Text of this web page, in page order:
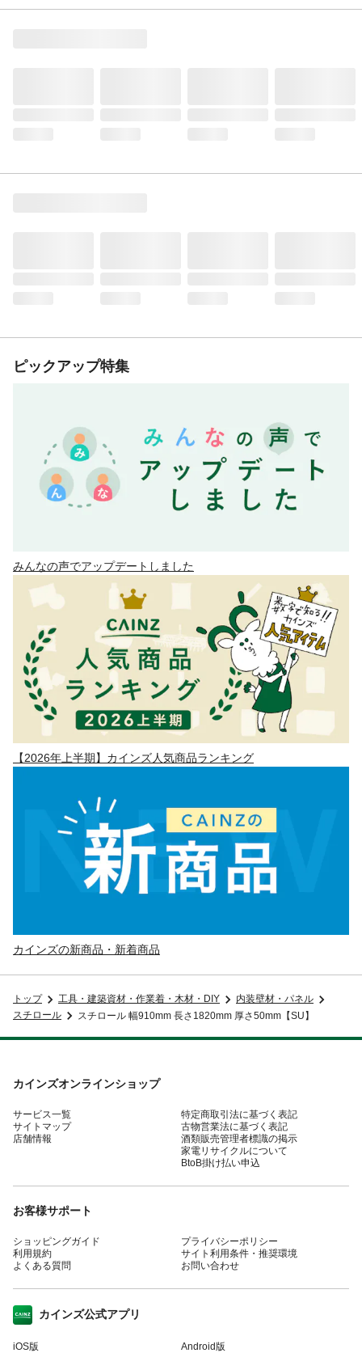
ピックアップ特集
みんなの声でアップデートしました
【2026年上半期】カインズ人気商品ランキング
カインズの新商品・新着商品
トップ 工具・建築資材・作業着・木材・DIY
内装壁材・パネル
スチロール
スチロール 幅910mm 長さ1820mm 厚さ50mm【SU】
カインズオンラインショップ
サービス一覧
サイトマップ
店舗情報
特定商取引法に基づく表記
古物営業法に基づく表記
酒類販売管理者標識の掲示
家電リサイクルについて
BtoB掛け払い申込
お客様サポート
ショッピングガイド
利用規約
よくある質問
プライバシーポリシー
サイト利用条件・推奨環境
お問い合わせ
カインズ公式アプリ
iOS版 Android版